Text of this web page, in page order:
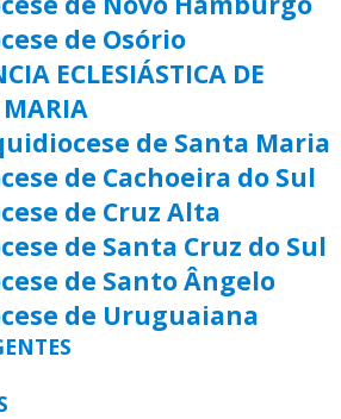
de Osório
ECLESIÁSTICA DE
de Santa Maria
de Cachoeira do Sul
de Cruz Alta
de Santa Cruz do Sul
de Santo Ângelo
de Uruguaiana